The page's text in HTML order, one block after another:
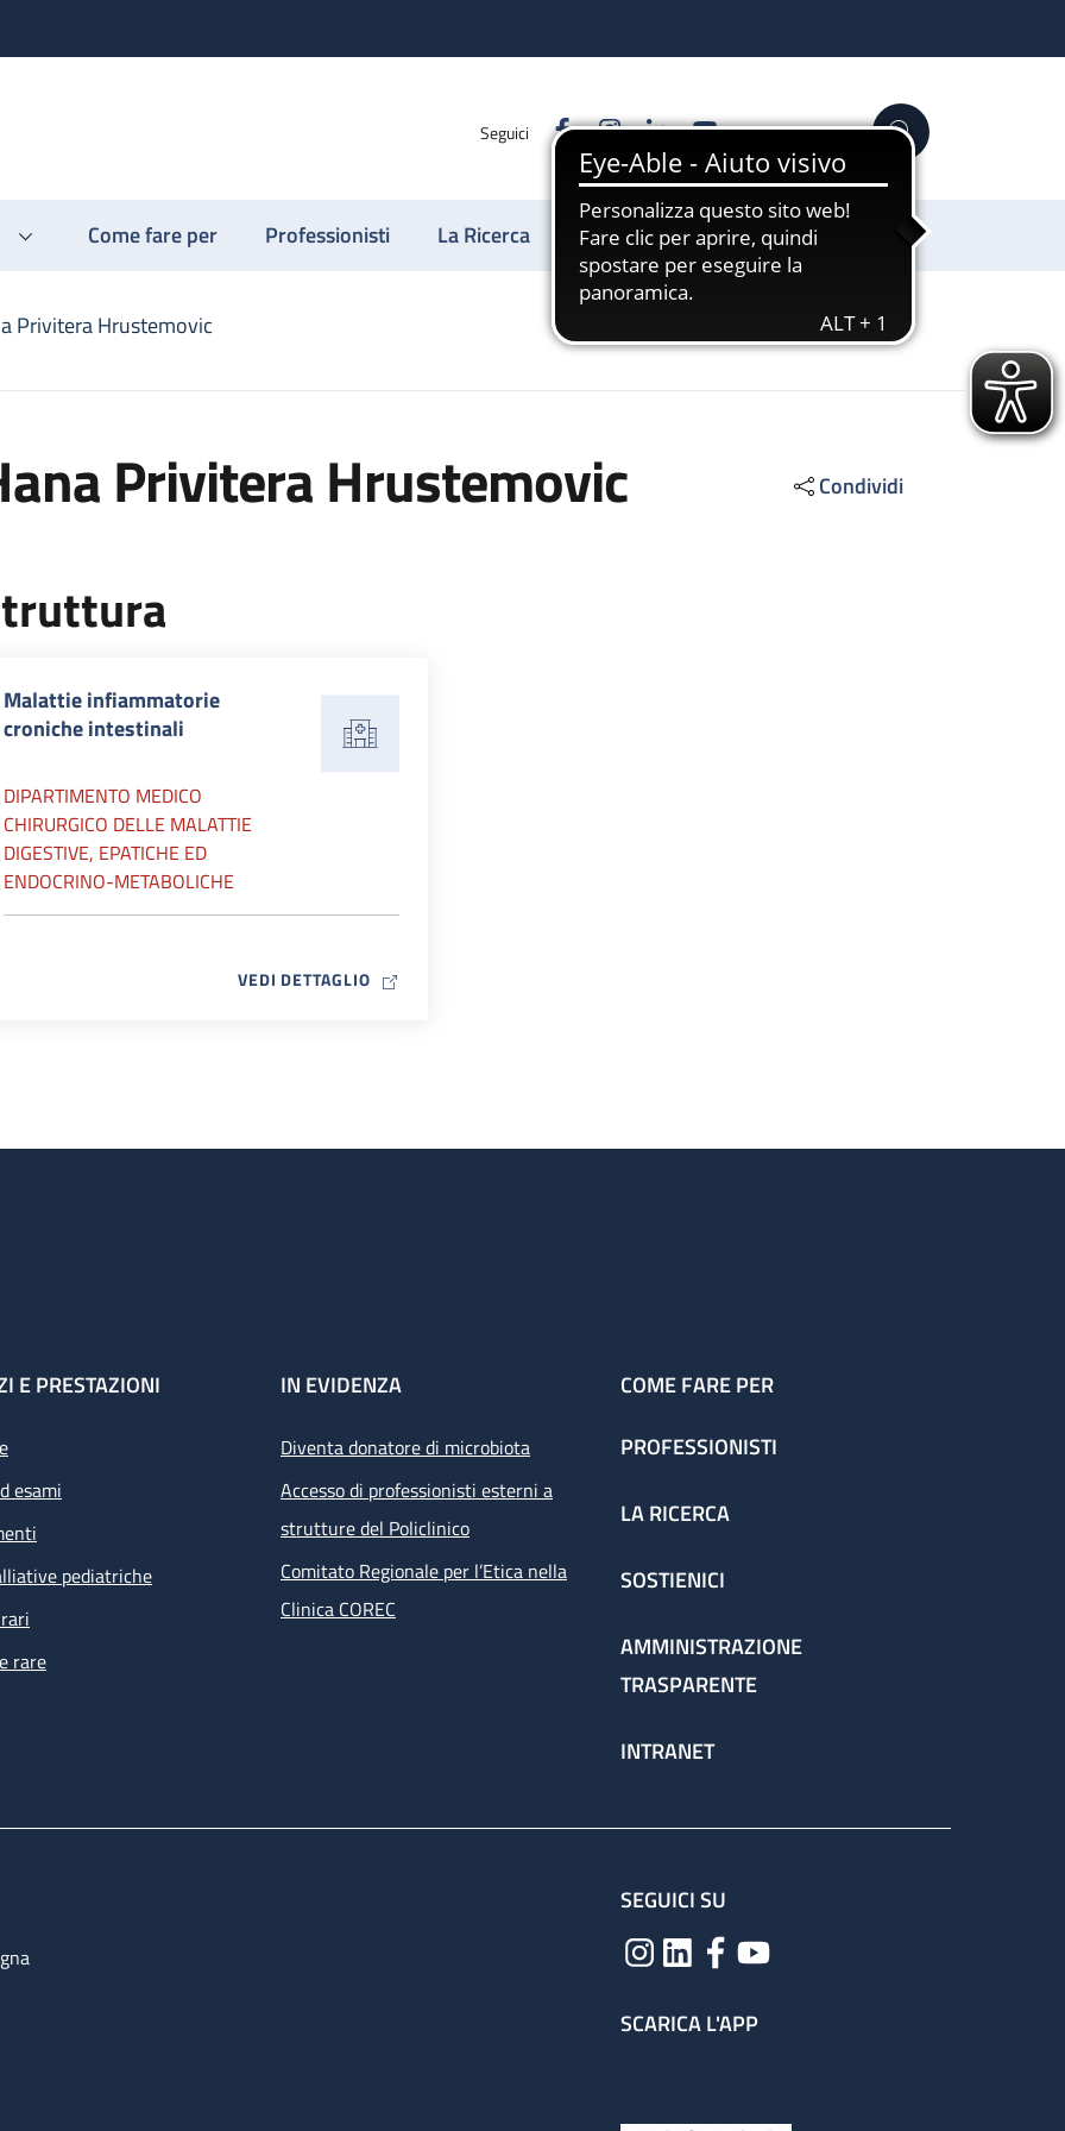
Seguici FacebookInstagram
LinkedinYouTube Cerca
Come fare per Professionisti La Ricerca Sostienici
Privitera Hrustemovic
Privitera Hrustemovic Condividi
Malattie infiammatorie
croniche intestinali
DIPARTIMENTO MEDICO
CHIRURGICO DELLE MALATTIE
DIGESTIVE, EPATICHE ED
ENDOCRINO-METABOLICHE
VEDI DETTAGLIOMAP ICON
E PRESTAZIONI
esami
pediatriche
rare
IN EVIDENZA
Diventa donatore di microbiota
Accesso di professionisti esterni a
strutture del Policlinico
Comitato Regionale per l’Etica nella
Clinica COREC
COME FARE PER
PROFESSIONISTI
LA RICERCA
SOSTIENICI
AMMINISTRAZIONE
TRASPARENTE
INTRANET
SEGUICI SU
SCARICA L'APP